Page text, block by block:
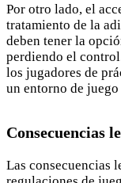
Por otro lado, el
tratamiento de la
deben tener la
perdiendo el
los jugadores de
un entorno de
Consecuencias
Las consecuencias